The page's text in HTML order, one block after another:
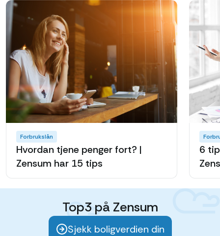
Forbrukslån
Hvordan tjene penger fort? |
Zensum har 15 tips
6
Top3 på Zensum
Sjekk boligverdien din